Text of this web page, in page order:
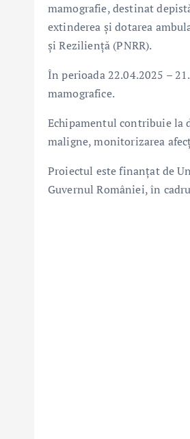
mamografie, destinat
extinderea și dotarea
și Reziliență (PNRR).
În perioada 22.04.2025 –
mamografice.
Echipamentul contribuie la
maligne, monitorizarea
Proiectul este finanțat de
Guvernul României, în